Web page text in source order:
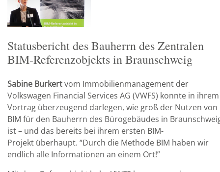
Statusbericht des Bauherrn des Zentralen
BIM-Referenzobjekts in Braunschweig
Sabine Burkertvom Immobilienmanagement der
Volkswagen Financial Services AG (VWFS) konnte in ihrem
Vortrag überzeugend darlegen, wie groß der Nutzen von
BIM für den Bauherrn des Bürogebäudes in
ist – und das bereits bei ihrem ersten BIM-
Projekt überhaupt. “Durch die Methode BIM haben wir
endlich alle Informationen an einem Ort!”